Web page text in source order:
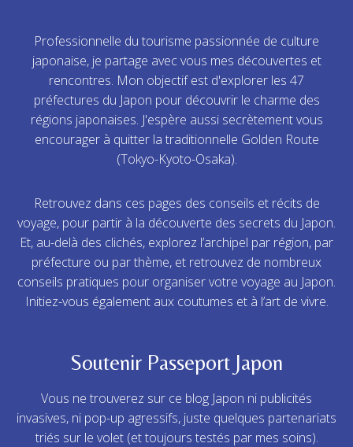
Professionnelle du tourisme passionnée de culture
japonaise, je partage avec vous mes découvertes et
rencontres. Mon objectif est d'explorer les 47
préfectures du Japon pour découvrir le charme des
régions japonaises. J'espère aussi secrètement vous
encourager à quitter la traditionnelle Golden Route
(Tokyo-Kyoto-Osaka).
Retrouvez dans ces pages des conseils et récits de
voyage, pour partir à la découverte des secrets du Japon.
Et, au-delà des clichés, explorez l’archipel par région, par
préfecture ou par thème, et retrouvez de nombreux
conseils pratiques pour organiser votre voyage au Japon.
Initiez-vous également aux coutumes et à l’art de vivre.
Soutenir Passeport Japon
Vous ne trouverez sur ce blog Japon ni publicités
invasives, ni pop-up agressifs, juste quelques partenariats
triés sur le volet (et toujours testés par mes soins).